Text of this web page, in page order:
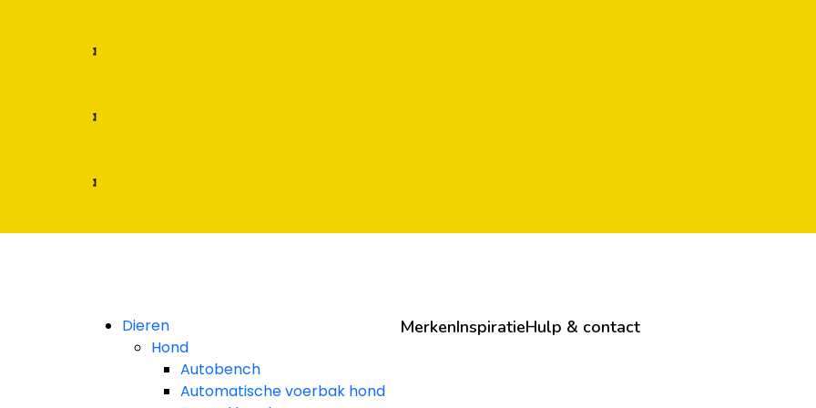
Dieren
Hond
Autobench
Automatische voerbak hond
MerkenInspiratieHulp & contact